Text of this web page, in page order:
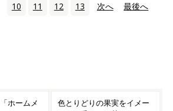
10 11 12 13 次へ 最後へ
をイメー
気軽に楽しめる「毎日の紅